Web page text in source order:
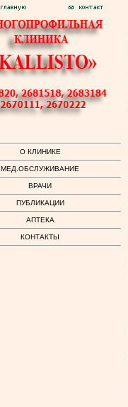
О КЛИНИКЕ
МЕД.ОБСЛУЖИВАНИЕ
ВРАЧИ
ПУБЛИКАЦИИ
АПТЕКА
КОНТАКТЫ